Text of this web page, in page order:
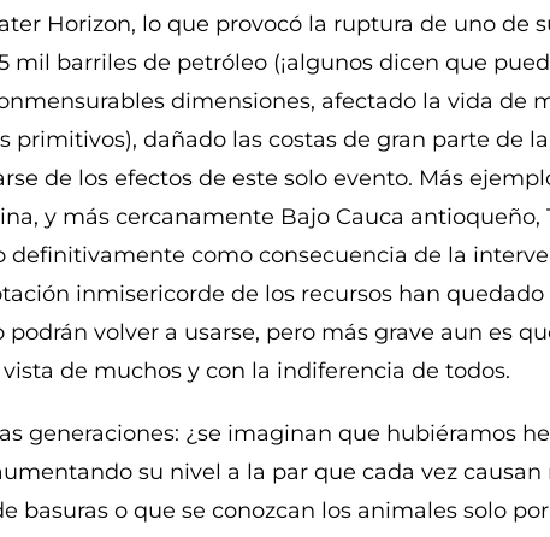
Horizon, lo que provocó la ruptura de uno de
barriles de petróleo (¡algunos dicen que
dimensiones, afectado la vida de
dañado las costas de gran parte de
de los efectos de este solo evento. Más
y más cercanamente Bajo Cauca antioqueño,
definitivamente como consecuencia de la
inmisericorde de los recursos han
volver a usarse, pero más grave aun es
de muchos y con la indiferencia de todos.
generaciones: ¿se imaginan que hubiéramos
su nivel a la par que cada vez causan
basuras o que se conozcan los animales solo